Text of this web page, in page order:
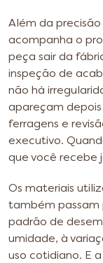
Além da
acompanha o
peça sair da
inspeção de
não há
apareçam
ferragens e
executivo.
que você recebe
Os materiais
também passam
padrão de
umidade, à
uso cotidiano. E